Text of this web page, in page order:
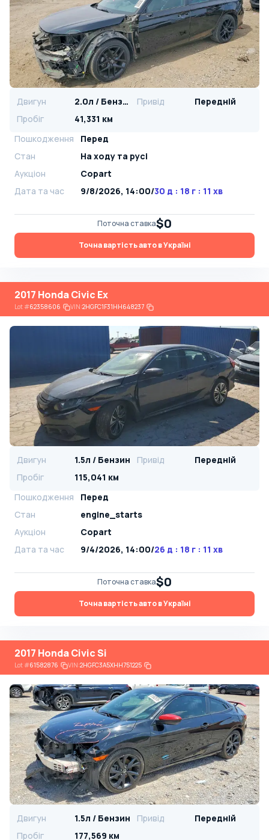
Двигун 2.0л / Бензин Привід
Передній
Пробіг
41,331 км
Пошкодження
Перед
Стан
На ​​ходу та русі
Аукціон
Copart
Дата та час
9/8/2026, 14:00/30 д : 18 г : 11 хв
Поточна ставка$0
Точна вартість авто в Україні
2017 Honda Civic Ex
Lot#62358606 VIN:2HGFC1F31HH648237
Двигун 1.5л / Бензин Привід
Передній
Пробіг
115,041 км
Пошкодження
Перед
Стан
engine_starts
Аукціон
Copart
Дата та час
9/4/2026, 14:00/26 д : 18 г : 11 хв
Поточна ставка$0
Точна вартість авто в Україні
2017 Honda Civic Si
Lot#61582876 VIN:2HGFC3A5XHH751225
Двигун 1.5л / Бензин Привід
Передній
Пробіг
177,569 км